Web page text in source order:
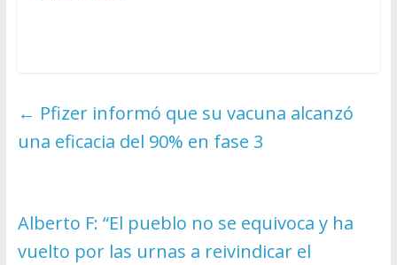
← Pfizer informó que su vacuna alcanzó
una eficacia del 90% en fase 3
Alberto F: “El pueblo no se equivoca y ha
vuelto por las urnas a reivindicar el